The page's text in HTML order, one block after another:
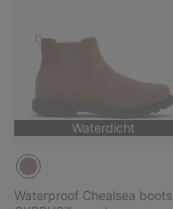
Waterdicht
Waterproof Chealsea boots